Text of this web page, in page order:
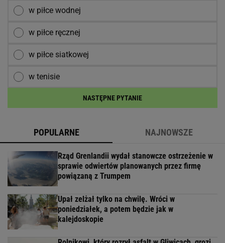
w piłce wodnej
w piłce ręcznej
w piłce siatkowej
w tenisie
NASTĘPNE PYTANIE
POPULARNE NAJNOWSZE
Rząd Grenlandii wydał stanowcze ostrzeżenie w
sprawie odwiertów planowanych przez firmę
powiązaną z Trumpem
Upał zelżał tylko na chwilę. Wróci w
poniedziałek, a potem będzie jak w
kalejdoskopie